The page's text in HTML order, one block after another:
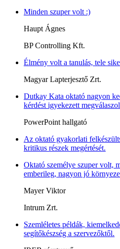
Minden szuper volt :)
Haupt Ágnes
BP Controlling Kft.
Élmény volt a tanulás, tele
Magyar Lapterjesztő Zrt.
Dutkay Kata oktató nagyon
kérdést igyekezett
PowerPoint hallgató
Az oktató gyakorlati
kritikus részek megértését.
Oktató személye szuper volt,
emberileg, nagyon jó
Mayer Viktor
Intrum Zrt.
Szemléletes példák,
segítőkészség a szervezőktől.